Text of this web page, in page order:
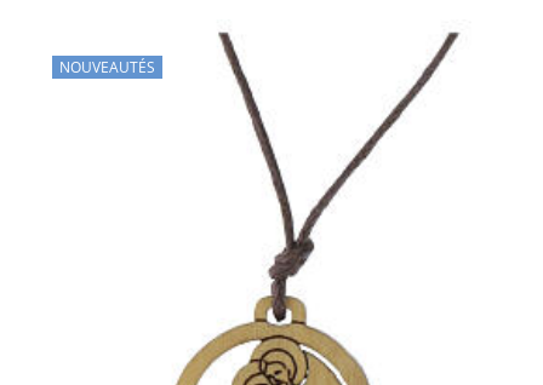
NOUVEAUTÉS